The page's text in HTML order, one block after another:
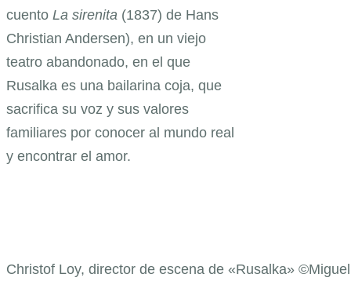
cuento La sirenita (1837) de Hans
Christian Andersen), en un viejo
teatro abandonado, en el que
Rusalka es una bailarina coja, que
sacrifica su voz y sus valores
familiares por conocer al mundo real
y encontrar el amor.
Christof Loy, director de escena de «Rusalka»